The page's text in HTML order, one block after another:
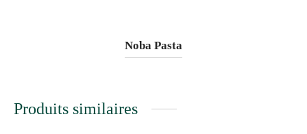
Noba Pasta
Produits similaires